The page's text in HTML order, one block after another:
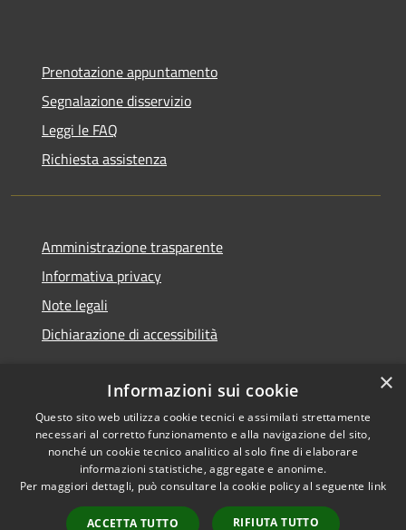
Prenotazione appuntamento
Segnalazione disservizio
Leggi le FAQ
Richiesta assistenza
Amministrazione trasparente
Informativa privacy
Note legali
Dichiarazione di accessibilità
RSS
Accessibilità
Cookie
Mappa del sito
Copyright © 2026 • Comune di
Nurallao • Powered by
Municipium•Accesso
redazione
×
Informazioni sui cookie
Questo sito web utilizza cookie tecnici e assimilati strettamente
necessari al corretto funzionamento e alla navigazione del sito,
nonché un cookie tecnico analitico al solo fine di elaborare
informazioni statistiche, aggregate e anonime.
Per maggiori dettagli, può consultare la cookie policy al seguente link
ACCETTA TUTTO RIFIUTA TUTTO